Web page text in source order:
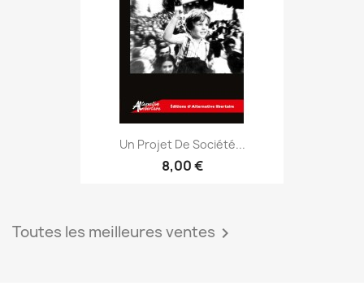
Un Projet De Société...
8,00 €
Toutes les meilleures ventes 